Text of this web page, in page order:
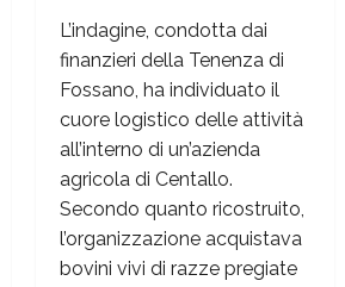
L’indagine, condotta dai
finanzieri della Tenenza di
Fossano, ha individuato il
cuore logistico delle attività
all’interno di un’azienda
agricola di Centallo.
Secondo quanto ricostruito,
l’organizzazione acquistava
bovini vivi di razze pregiate